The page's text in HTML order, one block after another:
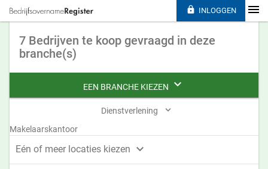
7 Bedrijven te koop gevraagd in deze
branche(s)
EEN BRANCHE KIEZEN 
Dienstverlening 
Makelaarskantoor
Eén of meer locaties kiezen 
 INLOGGEN